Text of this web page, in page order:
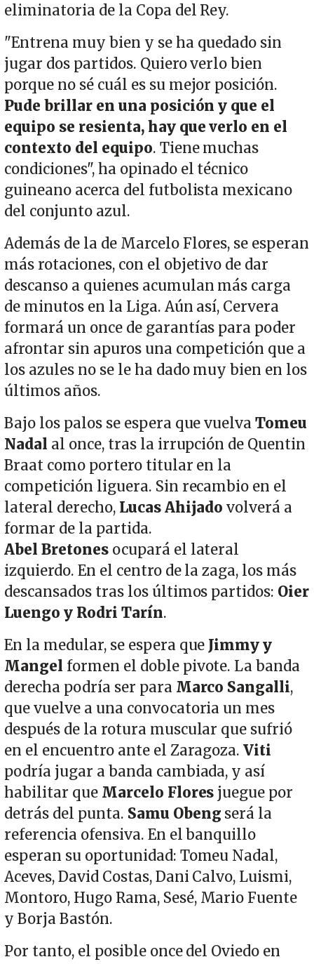
eliminatoria de la Copa del Rey.
"Entrena muy bien y se ha quedado sin
jugar dos partidos. Quiero verlo bien
porque no sé cuál es su mejor posición.
Pude brillar en una posición y que el
equipo se resienta, hay que verlo en el
contexto del equipo. Tiene muchas
condiciones", ha opinado el técnico
guineano acerca del futbolista mexicano
del conjunto azul.
Además de la de Marcelo Flores, se esperan
más rotaciones, con el objetivo de dar
descanso a quienes acumulan más carga
de minutos en la Liga. Aún así, Cervera
formará un once de garantías para poder
afrontar sin apuros una competición que a
los azules no se le ha dado muy bien en los
últimos años.
Bajo los palos se espera que vuelvaTomeu
Nadal al once, tras la irrupción de Quentin
Braat como portero titular en la
competición liguera. Sin recambio en el
lateral derecho, Lucas Ahijado volverá a
formar de la partida.
Abel Bretones ocupará el lateral
izquierdo. En el centro de la zaga, los más
descansados tras los últimos partidos: Oier
Luengo y Rodri Tarín.
En la medular, se espera que Jimmy y
Mangel formen el doble pivote. La banda
derecha podría ser para Marco Sangalli,
que vuelve a una convocatoria un mes
después de la rotura muscular que sufrió
en el encuentro ante el Zaragoza.Viti
podría jugar a banda cambiada, y así
habilitar que Marcelo Flores juegue por
detrás del punta. Samu Obeng será la
referencia ofensiva. En el banquillo
esperan su oportunidad: Tomeu Nadal,
Aceves, David Costas, Dani Calvo, Luismi,
Montoro, Hugo Rama, Sesé, Mario Fuente
y Borja Bastón.
Por tanto, el posible once del Oviedo en